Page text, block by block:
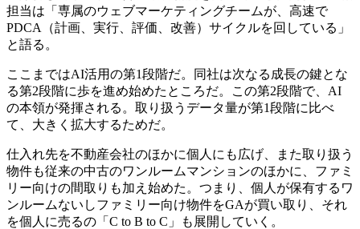
担当は「専属のウェブマーケティングチームが、高速で
PDCA（計画、実行、評価、改善）サイクルを回している」
と語る。
ここまではAI活用の第1段階だ。同社は次なる成長の鍵とな
る第2段階に歩を進め始めたところだ。この第2段階で、AI
の本領が発揮される。取り扱うデータ量が第1段階に比べ
て、大きく拡大するためだ。
仕入れ先を不動産会社のほかに個人にも広げ、また取り扱う
物件も従来の中古のワンルームマンションのほかに、ファミ
リー向けの間取りも加え始めた。つまり、個人が保有するワ
ンルームないしファミリー向け物件をGAが買い取り、それ
を個人に売るの「C to B to C」も展開していく。